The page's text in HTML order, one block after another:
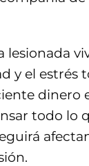
lesionada
y el estrés
dinero
todo lo